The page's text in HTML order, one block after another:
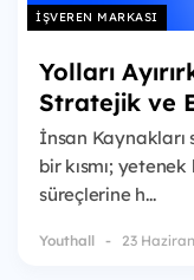
İŞVEREN MARKASI
Yolları
Stratejik ve
İnsan
bir kısmı;
süreçlerine h...
Youthall 23